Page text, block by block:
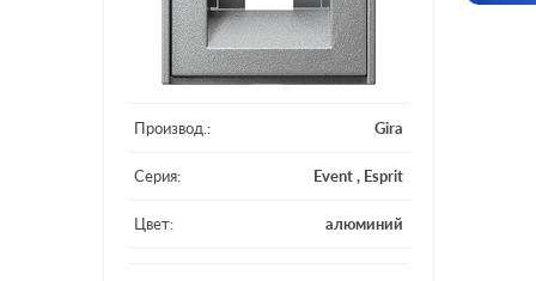
Производ.: Gira
Серия: Event, Esprit
Цвет: алюминий